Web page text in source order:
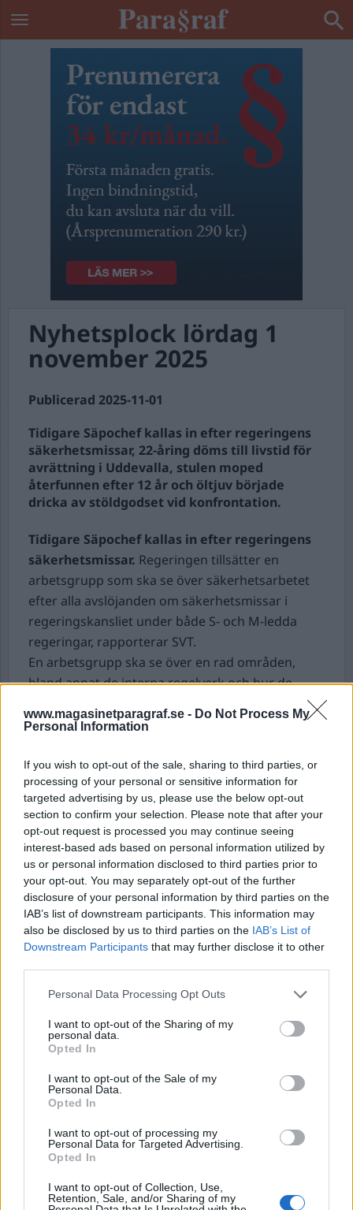
www.magasinetparagraf.se - Do Not Process My
Personal Information
If you wish to opt-out of the sale, sharing to third parties, or
processing of your personal or sensitive information for
targeted advertising by us, please use the below opt-out
section to confirm your selection. Please note that after your
opt-out request is processed you may continue seeing
interest-based ads based on personal information utilized by
us or personal information disclosed to third parties prior to
your opt-out. You may separately opt-out of the further
disclosure of your personal information by third parties on the
IAB’s list of downstream participants. This information may
also be disclosed by us to third parties on the IAB’s List of
Downstream Participants that may further disclose it to other
Personal Data Processing Opt Outs
I want to opt-out of the Sharing of my
personal data.
Opted In
I want to opt-out of the Sale of my
Personal Data.
Opted In
I want to opt-out of processing my
Personal Data for Targeted Advertising.
Opted In
I want to opt-out of Collection, Use,
Retention, Sale, and/or Sharing of my
Nyhetsplock lördag 1
november 2025
Publicerad 2025-11-01
Tidigare Säpochef kallas in efter regeringens
säkerhetsmissar, 22-åring döms till livstid för
avrättning i Uddevalla, stulen moped
återfunnen efter 12 år och öltjuv började
dricka av stöldgodset vid konfrontation.
Tidigare Säpochef kallas in efter regeringens
säkerhetsmissar. Regeringen tillsätter en
arbetsgrupp som ska se över säkerhetsarbetet
efter alla avslöjanden om säkerhetsmissar i
regeringskansliet under både S- och M-ledda
regeringar, rapporterar SVT.
En arbetsgrupp ska se över en rad områden,
bland annat de interna regelverk och hur de
efterlevs. Ansvarig för att leda gruppen blir Klas
Friberg, som mellan 2018 och 2021 var chef för
– Jag ser fram emot det och är hedrad över att få
jobba med denna viktiga fråga, säger han till SVT.
Uppdraget ska redovisas 15 mars 2026.
22-åring döms till livstid för avrättning i
Uddevalla. En 30-årig man lurades till en
fotbollsplan i Dalabergs centrum i Uddevalla i
september 2024. Där sköts han ihjäl med sju
skott i vad som som Uddevalla tingsrätt beskriver
som en avrättning.
år, till åtta år och tre månaders fängelse.
Ytterligare två, nu 17-åriga pojkar, döms för
medhjälp till ungdomsvård. Två andra män har
Stulen moped återfunnen efter 12 år.
högljudd moped vid en bensinmack i Skutskär.
När polis kom till macken hittar de mopeden och
upptäcker att den varit anmäld stulen sedan
2013. Ingen misstänkt person fanns på platsen.